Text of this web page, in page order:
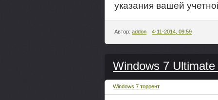
указания вашей
Автор: addon 4-11-2014, 09:59
Windows 7
Windows 7 торрент